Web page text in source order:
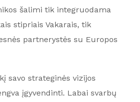
šalimi tik integruodama
stipriais Vakarais, tik
partnerystės su Europos
savo strateginės vizijos
įgyvendinti. Labai svarbų